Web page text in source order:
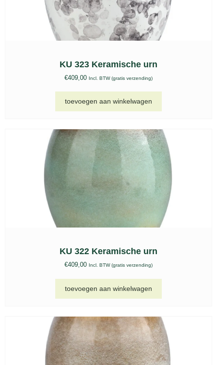
KU 323 Keramische urn
€409,00 Incl. BTW (gratis verzending)
toevoegen aan winkelwagen
KU 322 Keramische urn
€409,00 Incl. BTW (gratis verzending)
toevoegen aan winkelwagen